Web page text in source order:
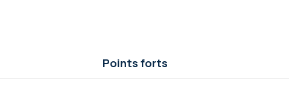
Points forts